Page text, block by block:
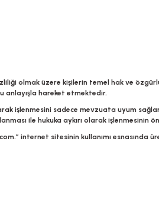
olmak üzere kişilerin temel hak ve
anlayışla hareket etmektedir.
işlenmesini sadece mevzuata uyum
ile hukuka aykırı olarak
internet sitesinin kullanımı esnasında